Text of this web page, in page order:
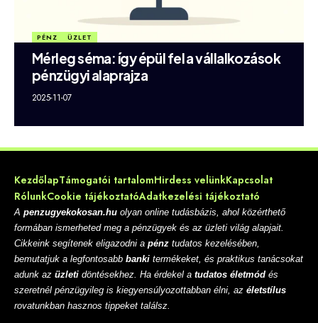
PÉNZ ÜZLET
Mérleg séma: így épül fel a vállalkozások
pénzügyi alaprajza
2025-11-07
KezdőlapTámogatói tartalomHirdess velünkKapcsolat
RólunkCookie tájékoztatóAdatkezelési tájékoztató
A penzugyekokosan.hu olyan online tudásbázis, ahol közérthető
formában ismerheted meg a pénzügyek és az üzleti világ alapjait.
Cikkeink segítenek eligazodni a pénz tudatos kezelésében,
bemutatjuk a legfontosabb banki termékeket, és praktikus tanácsokat
adunk az üzleti döntésekhez. Ha érdekel a tudatos életmód és
szeretnél pénzügyileg is kiegyensúlyozottabban élni, az életstílus
rovatunkban hasznos tippeket találsz.